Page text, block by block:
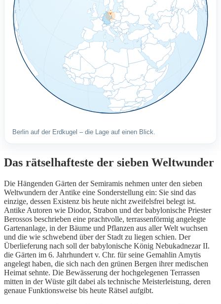
Berlin auf der Erdkugel – die Lage auf einen Blick.
Das rätselhafteste der sieben Weltwunder
Die Hängenden Gärten der Semiramis nehmen unter den sieben
Weltwundern der Antike eine Sonderstellung ein: Sie sind das
einzige, dessen Existenz bis heute nicht zweifelsfrei belegt ist.
Antike Autoren wie Diodor, Strabon und der babylonische Priester
Berossos beschrieben eine prachtvolle, terrassenförmig angelegte
Gartenanlage, in der Bäume und Pflanzen aus aller Welt wuchsen
und die wie schwebend über der Stadt zu liegen schien. Der
Überlieferung nach soll der babylonische König Nebukadnezar II.
die Gärten im 6. Jahrhundert v. Chr. für seine Gemahlin Amytis
angelegt haben, die sich nach den grünen Bergen ihrer medischen
Heimat sehnte. Die Bewässerung der hochgelegenen Terrassen
mitten in der Wüste gilt dabei als technische Meisterleistung, deren
genaue Funktionsweise bis heute Rätsel aufgibt.